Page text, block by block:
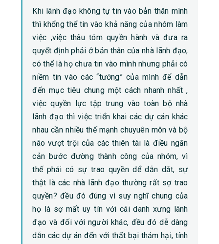
Khi lãnh đạo không tự tin vào bản thân mình
thì khổng thể tin vào khả năng của nhóm làm
việc ,việc thâu tóm quyền hành và đưa ra
quyết định phải ở bản thân của nhà lãnh đạo,
có thể là họ chưa tin vào mình nhưng phải có
niềm tin vào các “tướng” của mình để dẫn
đến mục tiêu chung một cách nhanh nhất ,
việc quyền lực tập trung vào toàn bộ nhà
lãnh đạo thì việc triển khai các dự cán khác
nhau cần nhiều thế mạnh chuyuên môn và bộ
não vượt trội của các thiên tài là điều ngăn
cản bước đường thành công của nhóm, vì
thế phải có sự trao quyền dể dẫn dắt, sự
thật là các nhà lãnh đạo thường rất sợ trao
quyền? đều đó đúng vì suy nghĩ chung của
họ là sợ mất uy tín với cái danh xưng lãnh
đạo và đối với người khác, đều đó dễ dàng
dẫn các dự án đến với thất bại thảm hại, tính